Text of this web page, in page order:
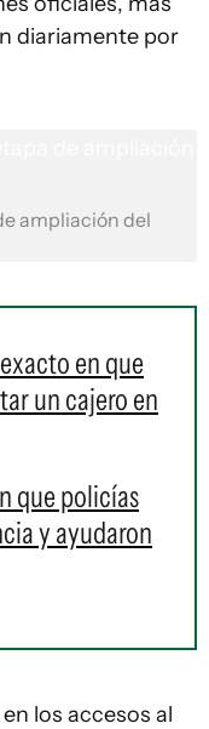
diariamente por
ampliación del
en que
un cajero en
que policías
y ayudaron
los accesos al